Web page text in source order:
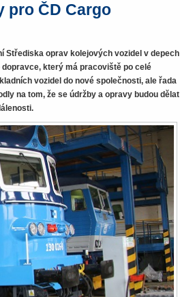
pro ČD Cargo
Střediska oprav kolejových vozidel v depech
který má pracoviště po celé
vozidel do nové společnosti, ale řada
na tom, že se údržby a opravy budou dělat